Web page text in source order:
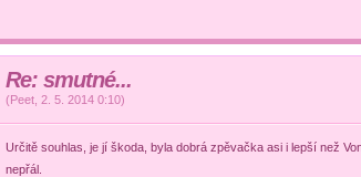
Re: smutné...
(Peet ,2. 5. 2014 0:10)
Určitě souhlas, je jí škoda, byla dobrá zpěvačka asi i lepší než
nepřál.